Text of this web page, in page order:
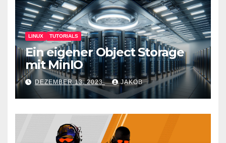
LINUX TUTORIALS
Ein eigener Object Storage
mit MinIO
DEZEMBER 13, 2023 JAKOB